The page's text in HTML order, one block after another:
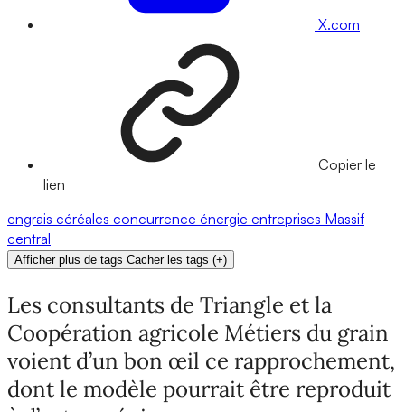
X.com
Copier le
lien
engrais céréales concurrence énergie entreprises Massif
central
Afficher plus de tags Cacher les tags (+)
Les consultants de Triangle et la
Coopération agricole Métiers du grain
voient d’un bon œil ce rapprochement,
dont le modèle pourrait être reproduit